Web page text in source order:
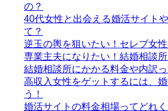
の？
40代女性と出会える婚活サイト
て？
逆玉の輿を狙いたい！セレブ女
専業主夫になりたい！結婚相談
結婚相談所にかかる料金や内訳
高収入女性をゲットするには、
う！
婚活サイトの料金相場ってどれ